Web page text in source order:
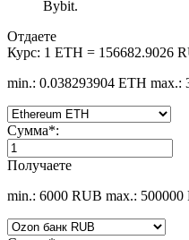
Bybit.
Отдаете
Курс: 1 ETH = 156682.9026
min.: 0.038293904 ETH max.:
Сумма*:
Получаете
min.: 6000 RUB max.: 500000